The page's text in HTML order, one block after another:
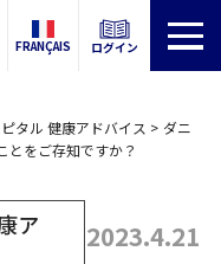
FRANÇAIS ログイン
タル 健康アドバイス
ダニ
とをご存知ですか？
ア 2023.4.21